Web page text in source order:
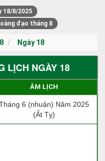
18/8/2025
đạo tháng 8
Ngày 18
LỊCH NGÀY 18
ÂM LỊCH
6 (nhuận) Năm 2025
(Ất Tỵ)